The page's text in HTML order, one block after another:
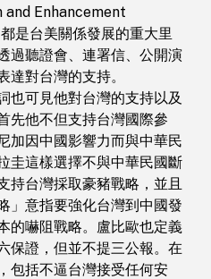
Enhancement
是台美關係發展的重大里
過聽證會、連署信、公開演
達對台灣的支持。
也可見他對台灣的支持以及
先他不但支持台灣國際參
加因中國影響力而與中華民
圭這樣選擇不與中華民國斷
持台灣採取豪豬戰略，並且
」意指要強化台灣到中國發
的嚇阻戰略。盧比歐也定義
保證，但並不提三公報。在
包括不逼台灣接受任何安